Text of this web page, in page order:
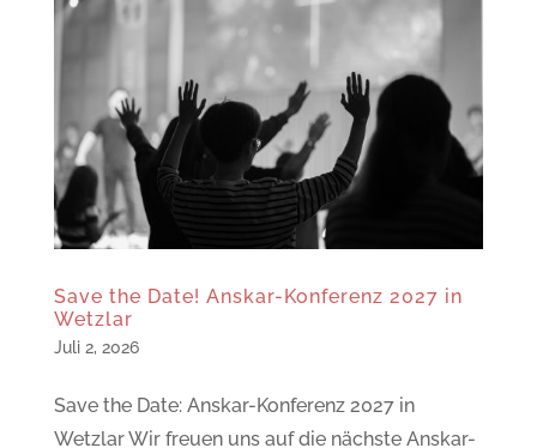
Save the Date! Anskar-Konferenz 2027 in
Wetzlar
Juli 2, 2026
Save the Date: Anskar-Konferenz 2027 in
Wetzlar Wir freuen uns auf die nächste Anskar-